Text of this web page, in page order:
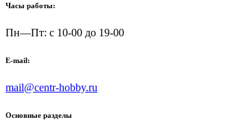
Часы работы:
Пн—Пт: с 10-00 до 19-00
E-mail:
mail@centr-hobby.ru
Основные разделы